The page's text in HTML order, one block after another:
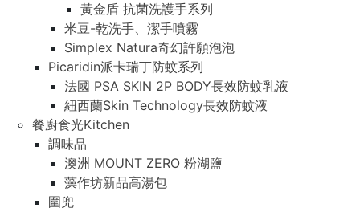
黃金盾 抗菌洗護手系列
米豆-乾洗手、潔手噴霧
Simplex Natura奇幻許願泡泡
Picaridin派卡瑞丁防蚊系列
法國 PSA SKIN 2P BODY長效防蚊乳液
紐西蘭Skin Technology長效防蚊液
餐廚食光Kitchen
調味品
澳洲 MOUNT ZERO 粉湖鹽
藻作坊新品高湯包
圍兜